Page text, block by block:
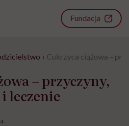
Fundacja
› Cukrzyca ciążowa –
– przyczyny,
leczenie